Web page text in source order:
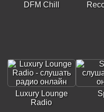
DFM Chill
Luxury Lounge
Radio